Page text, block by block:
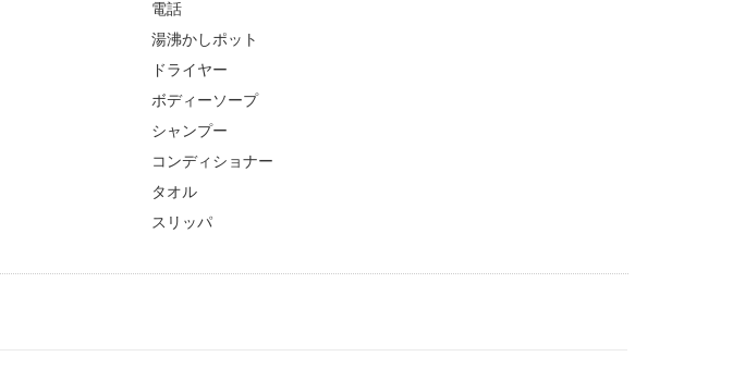
電話
湯沸かしポット
ドライヤー
ボディーソープ
シャンプー
コンディショナー
タオル
スリッパ